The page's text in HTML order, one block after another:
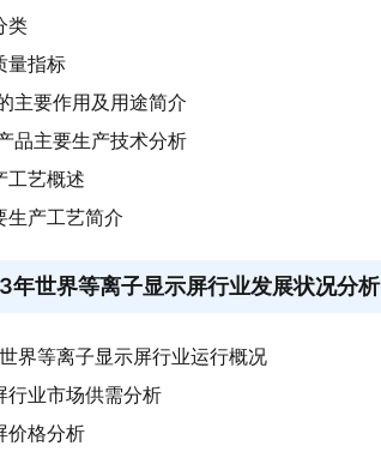
类
量指标
主要作用及用途简介
品主要生产技术分析
工艺概述
生产工艺简介
世界等离子显示屏行业发展状况分析
界等离子显示屏行业运行概况
行业市场供需分析
价格分析